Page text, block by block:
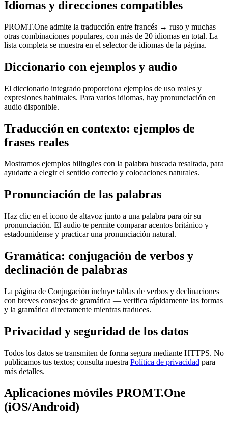
Idiomas y direcciones compatibles
PROMT.One admite la traducción entre francés ↔ ruso y muchas
otras combinaciones populares, con más de 20 idiomas en total. La
lista completa se muestra en el selector de idiomas de la página.
Diccionario con ejemplos y audio
El diccionario integrado proporciona ejemplos de uso reales y
expresiones habituales. Para varios idiomas, hay pronunciación en
audio disponible.
Traducción en contexto: ejemplos de
frases reales
Mostramos ejemplos bilingües con la palabra buscada resaltada, para
ayudarte a elegir el sentido correcto y colocaciones naturales.
Pronunciación de las palabras
Haz clic en el icono de altavoz junto a una palabra para oír su
pronunciación. El audio te permite comparar acentos británico y
estadounidense y practicar una pronunciación natural.
Gramática: conjugación de verbos y
declinación de palabras
La página de Conjugación incluye tablas de verbos y declinaciones
con breves consejos de gramática — verifica rápidamente las formas
y la gramática directamente mientras traduces.
Privacidad y seguridad de los datos
Todos los datos se transmiten de forma segura mediante HTTPS. No
publicamos tus textos; consulta nuestra Política de privacidad para
más detalles.
Aplicaciones móviles PROMT.One
(iOS/Android)